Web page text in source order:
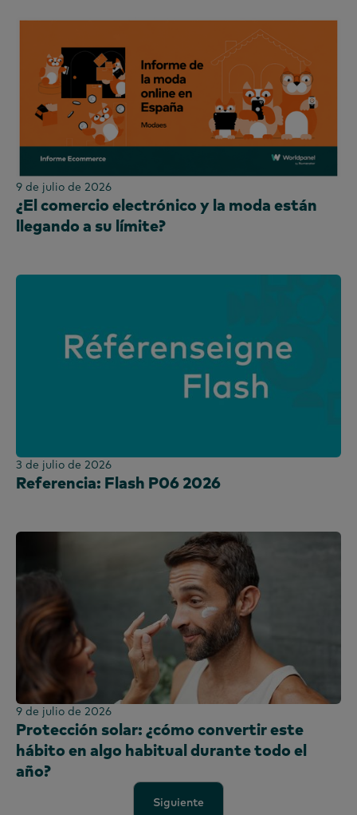
9 de julio de 2026
¿El comercio electrónico y la moda están
llegando a su límite?
3 de julio de 2026
Referencia: Flash P06 2026
9 de julio de 2026
Protección solar: ¿cómo convertir este
hábito en algo habitual durante todo el
año?
Siguiente